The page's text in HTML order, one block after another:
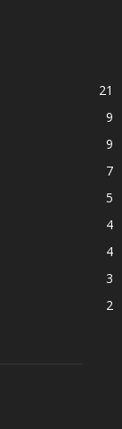
21
9
9
7
5
4
4
3
2